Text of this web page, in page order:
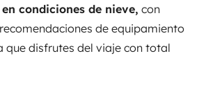
condiciones de nieve, con
de equipamiento
que disfrutes del viaje con total